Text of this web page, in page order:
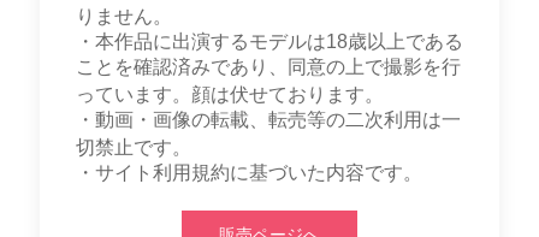
りません。
・本作品に出演するモデルは18歳以上である
ことを確認済みであり、同意の上で撮影を行
っています。顔は伏せております。
・動画・画像の転載、転売等の二次利用は一
切禁止です。
・サイト利用規約に基づいた内容です。